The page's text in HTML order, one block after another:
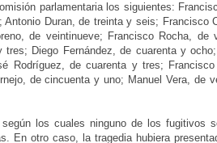
parlamentaria los siguientes:
Antonio Duran, de treinta y seis; Francisco
de veintinueve; Francisco Rocha, de
tres; Diego Fernández, de cuarenta y
Rodríguez, de cuarenta y tres;
de cincuenta y uno; Manuel Vera, de
los cuales ninguno de los fugitivos
En otro caso, la tragedia hubiera